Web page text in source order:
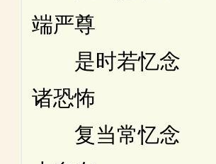
端严尊
是时若忆念
诸恐怖
复当常忆念